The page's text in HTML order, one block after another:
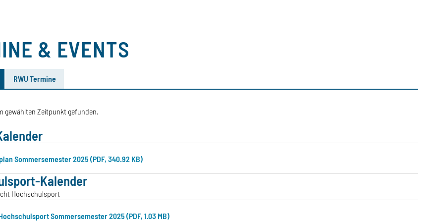
& EVENTS
RWU Termine
gewählten Zeitpunkt gefunden.
Sommersemester 2025 (PDF, 340.92 KB)
Kalender
Hochschulsport
Sommersemester 2025 (PDF, 1.03 MB)